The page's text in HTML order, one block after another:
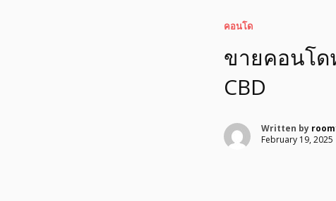
คอนโด
ขายคอนโด
CBD
Written by
February 19, 2025